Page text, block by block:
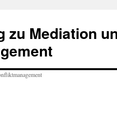
zu Mediation